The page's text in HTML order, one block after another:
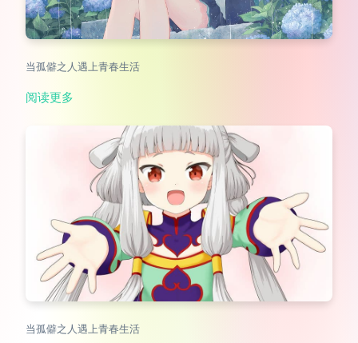
当孤僻之人遇上青春生活
阅读更多
当孤僻之人遇上青春生活